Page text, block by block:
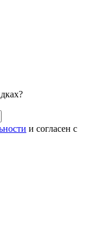
и согласен с